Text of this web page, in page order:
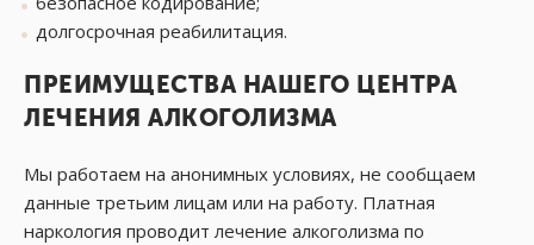
долгосрочная реабилитация.
ПРЕИМУЩЕСТВА НАШЕГО ЦЕНТРА
ЛЕЧЕНИЯ АЛКОГОЛИЗМА
Мы работаем на анонимных условиях, не сообщаем
данные третьим лицам или на работу. Платная
наркология проводит лечение алкоголизма по